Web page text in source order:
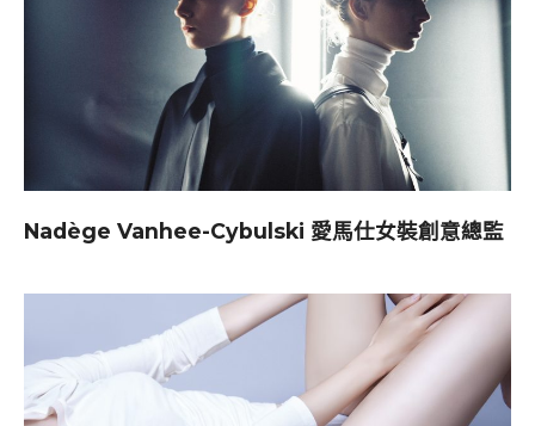
Nadège Vanhee-Cybulski 愛馬仕女裝創意總監